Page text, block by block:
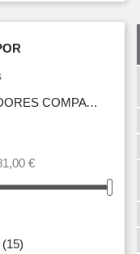
PALPADORES COMPATIBLES CON MÁQUINA KEYLINE
€
(15)